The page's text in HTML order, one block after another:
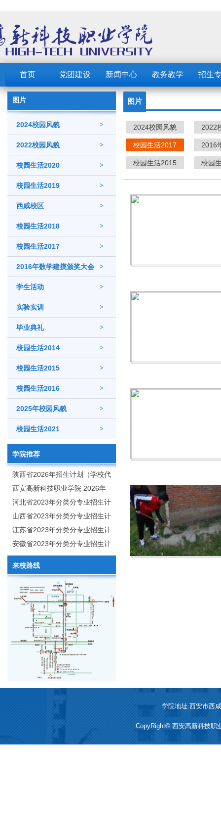
首页 党团建设 新闻中心 教务教学 招生
图片
>
2024校园风貌
>
2022校园风貌
>
校园生活2020
>
校园生活2019
>
西咸校区
>
校园生活2018
>
校园生活2017
>
2016年数学建摸颁奖大会
>
学生活动
>
实验实训
>
毕业典礼
>
校园生活2014
>
校园生活2015
>
校园生活2016
>
2025年校园风貌
>
校园生活2021
学院推荐
陕西省2026年招生计划（学校代
码：8103）
西安高新科技职业学院 2026年
招生章程
河北省2023年分类分专业招生计
划（院校代号：1889）
山西省2023年分类分专业招生计
划（院校代号：5560）
江苏省2023年分类分专业招生计
划（院校代号：8931）
安徽省2023年分类分专业招生计
划（院校代号：2648）
来校路线
图片
2024校园风貌 2022
校园生活2017 2016
校园生活2015 校园
学院地址:西安市西
CopyRight© 西安高新科技职